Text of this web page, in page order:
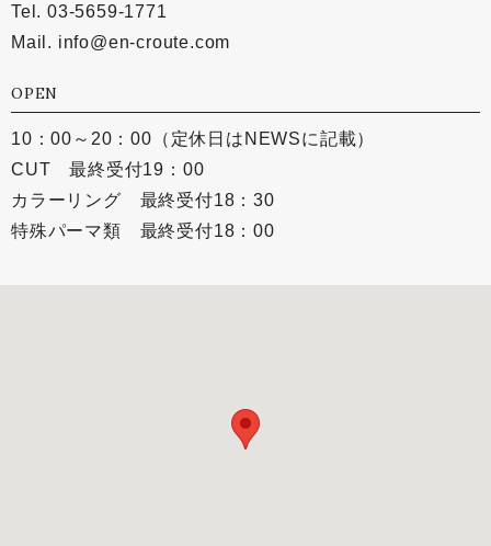
Tel. 03-5659-1771
Mail. info@en-croute.com
OPEN
10：00～20：00（定休日はNEWSに記載）
CUT 最終受付19：00
カラーリング 最終受付18：30
特殊パーマ類 最終受付18：00